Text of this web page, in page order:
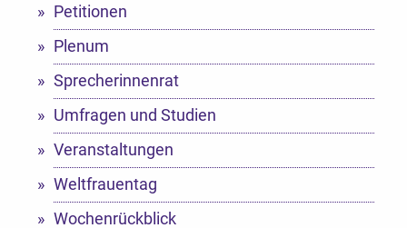
Petitionen
Plenum
Sprecherinnenrat
Umfragen und Studien
Veranstaltungen
Weltfrauentag
Wochenrückblick